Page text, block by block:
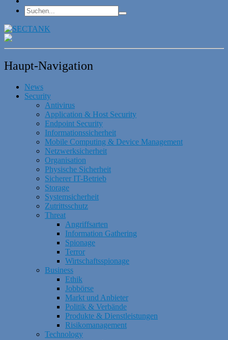
Haupt-Navigation
News
Security
Antivirus
Application & Host Security
Endpoint Security
Informationssicherheit
Mobile Computing & Device Management
Netzwerksicherheit
Organisation
Physische Sicherheit
Sicherer IT-Betrieb
Storage
Systemsicherheit
Zutrittsschutz
Threat
Angriffsarten
Information Gathering
Spionage
Terror
Wirtschaftsspionage
Business
Ethik
Jobbörse
Markt und Anbieter
Politik & Verbände
Produkte & Dienstleistungen
Risikomanagement
Technology